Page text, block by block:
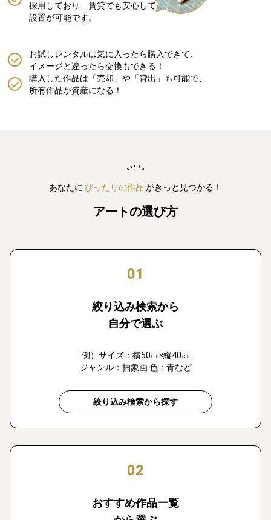
採用しており、賃貸でも安心して
設置が可能です。
購入した作品は「売却」や「貸出」も可能で、
所有作品が資産になる！
お試しレンタルは気に入ったら購入できて、
イメージと違ったら交換もできる！
あなたに ぴったりの作品 がきっと見つかる！
アートの選び方
01
絞り込み検索から
自分で選ぶ
例）サイズ：横50㎝×縦40㎝
ジャンル：抽象画 色：青など
絞り込み検索から探す
02
おすすめ作品一覧